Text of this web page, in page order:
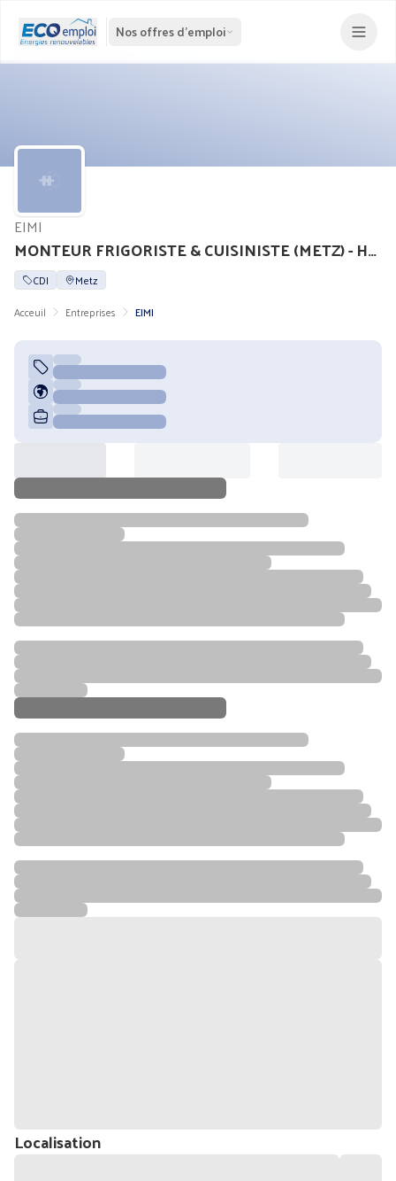
Nos offres d'emploi
MONTEUR FRIGORISTE & CUISINISTE (METZ) - H/F
EIMI
CDI
Metz
Acceuil
Entreprises EIMI
Localisation